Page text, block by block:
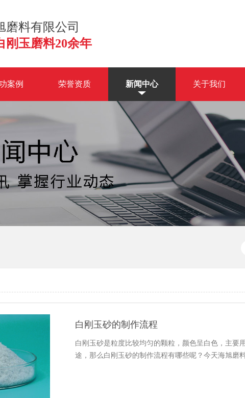
磨料有限公司
刚玉磨料20余年
案例 荣誉资质 新闻中心 关于我们
白刚玉砂的制作流程
白刚玉砂是粒度比较均匀的颗粒，颜色呈白色，主要
途，那么白刚玉砂的制作流程有哪些呢？今天海旭磨